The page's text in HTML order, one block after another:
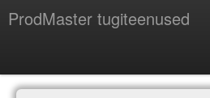
ProdMaster tugiteenused
Juhendid